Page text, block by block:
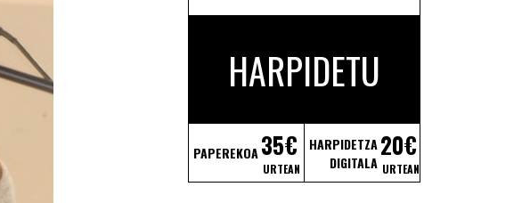
HARPIDETU
PAPEREKOA35€
URTEAN
HARPIDETZA
DIGITALA
20€
URTEAN